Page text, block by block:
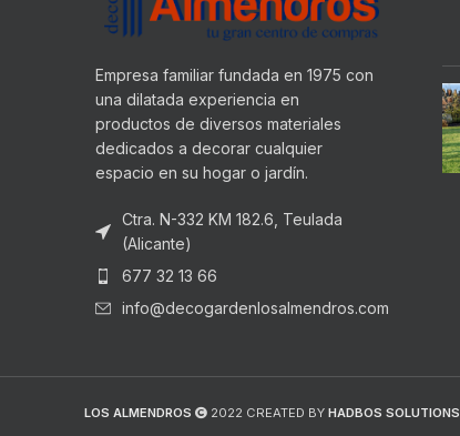
Empresa familiar fundada en 1975 con
una dilatada experiencia en
productos de diversos materiales
dedicados a decorar cualquier
espacio en su hogar o jardín.
Ctra. N-332 KM 182.6, Teulada
(Alicante)
677 32 13 66
info@decogardenlosalmendros.com
LOS ALMENDROS 2022 CREATED BY HADBOS SOLUTIONS